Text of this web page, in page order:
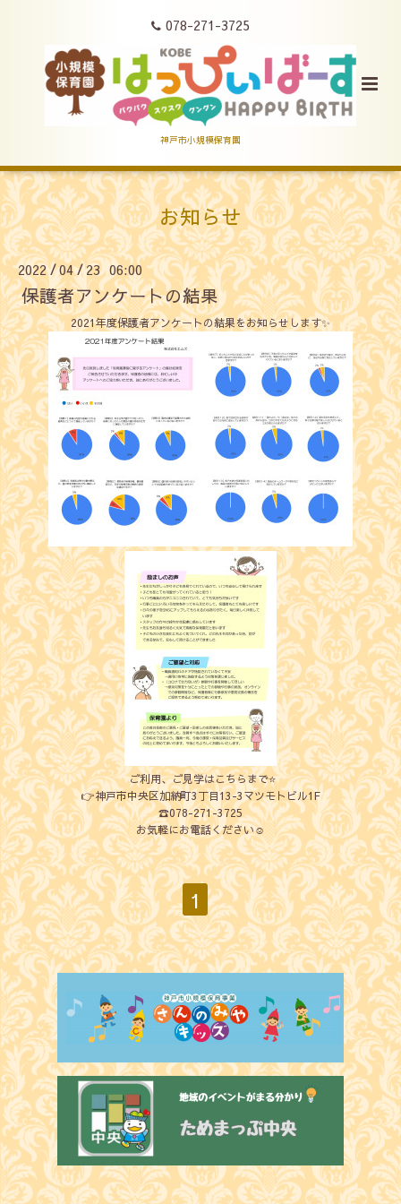
078-271-3725
神戸市小規模保育園
お知らせ
2022/04/23 06:00
保護者アンケートの結果
2021年度保護者アンケートの結果をお知らせします✨
ご利用、ご見学はこちらまで⭐️
👉神戸市中央区加納町3丁目13-3マツモトビル1F
☎️078-271-3725
お気軽にお電話ください☺️
1